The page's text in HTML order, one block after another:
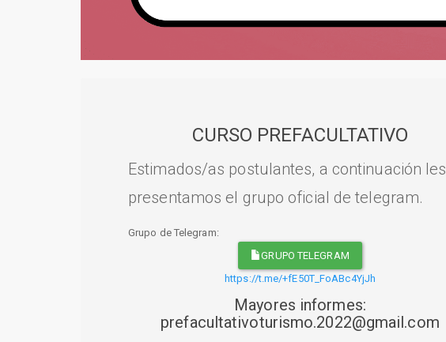
CURSO PREFACULTATIVO
Estimados/as postulantes, a continuación les
presentamos el grupo oficial de telegram.
Grupo de Telegram:
GRUPO TELEGRAM
https://t.me/+fE50T_FoABc4YjJh
Mayores informes:
prefacultativoturismo.2022@gmail.com